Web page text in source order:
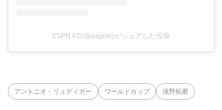
ESPN FC(@espnfc)がシェアした投稿
アントニオ・リュディガー ワールドカップ 浅野拓磨